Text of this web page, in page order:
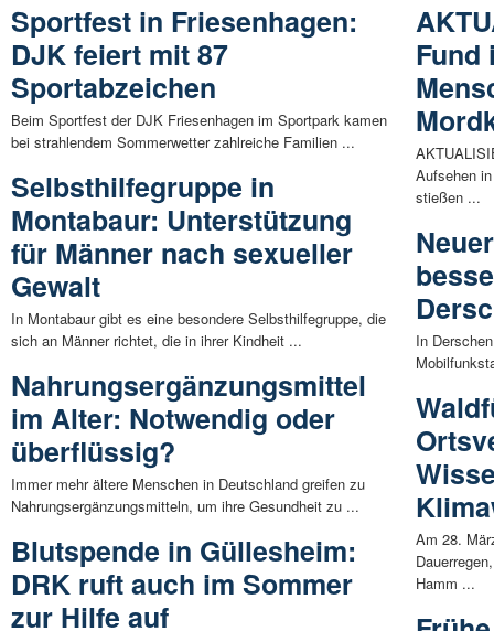
Sportfest in Friesenhagen:
DJK feiert mit 87
Sportabzeichen
Beim Sportfest der DJK Friesenhagen im Sportpark kamen
bei strahlendem Sommerwetter zahlreiche Familien ...
Selbsthilfegruppe in
Montabaur: Unterstützung
für Männer nach sexueller
Gewalt
In Montabaur gibt es eine besondere Selbsthilfegruppe, die
sich an Männer richtet, die in ihrer Kindheit ...
Nahrungsergänzungsmittel
im Alter: Notwendig oder
überflüssig?
Immer mehr ältere Menschen in Deutschland greifen zu
Nahrungsergänzungsmitteln, um ihre Gesundheit zu ...
Blutspende in Güllesheim:
DRK ruft auch im Sommer
zur Hilfe auf
Fund
Aufsehen
stießen ...
In
Am 28.
Hamm ...